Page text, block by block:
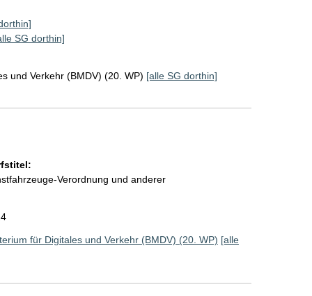
SG dorthin]
und Verkehr (BMDV) (20. WP) [alle SG dorthin]
Verordnung und anderer
für Digitales und Verkehr (BMDV) (20. WP) [alle